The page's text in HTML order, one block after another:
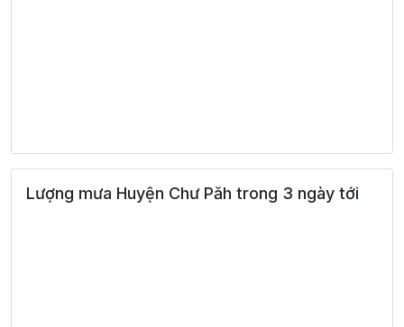
Lượng mưa Huyện Chư Păh trong 3 ngày tới